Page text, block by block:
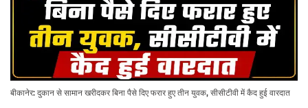
बीकानेर: दुकान से सामान खरीदकर बिना पैसे दिए फरार हुए तीन युवक, सीसीटीवी में कैद हुई वारदात